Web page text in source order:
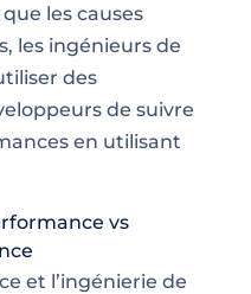
les causes
les ingénieurs de
des
de suivre
en utilisant
vs
et l’ingénierie de